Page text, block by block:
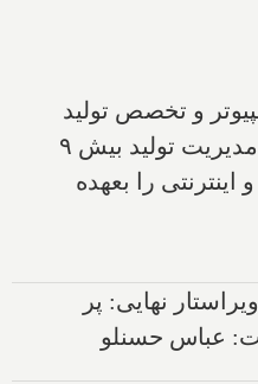
و تخصص تولید
رسانه دیجیتال دارد و مدیریت تولید بیش ۹
را بعهده
نهایی: پر
عباس حسنلو